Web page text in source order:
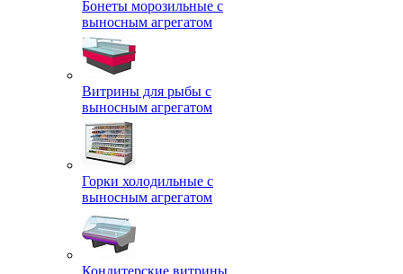
Бонеты морозильные с
выносным агрегатом
Витрины для рыбы с
выносным агрегатом
Горки холодильные с
выносным агрегатом
Кондитерские витрины